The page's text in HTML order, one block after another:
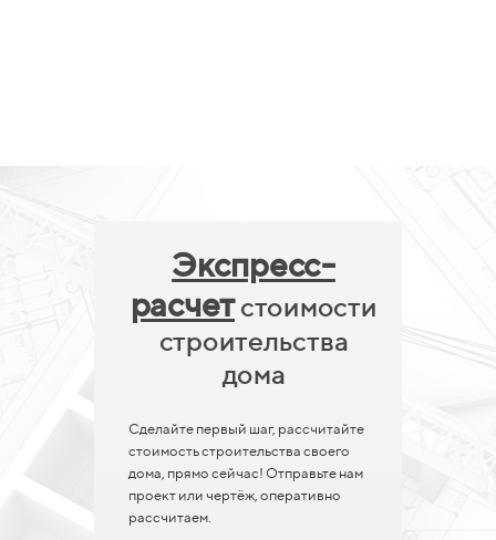
Экспресс-
расчетстоимости
строительства
дома
Сделайте первый шаг, рассчитайте
стоимость строительства своего
дома, прямо сейчас! Отправьте нам
проект или чертёж, оперативно
рассчитаем.